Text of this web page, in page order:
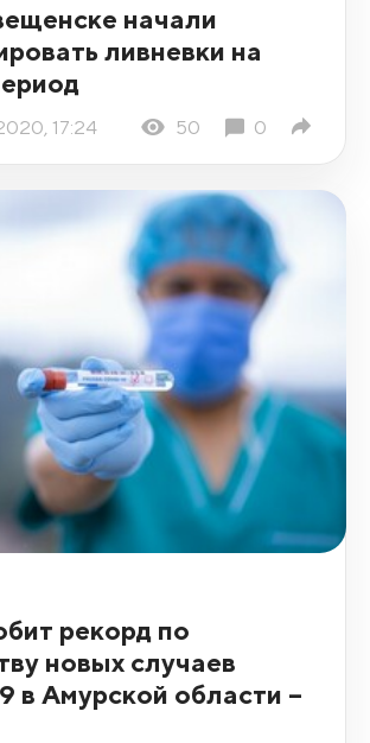
начали
ливневки на
17:24 50 0
рекорд по
новых случаев
в Амурской области –